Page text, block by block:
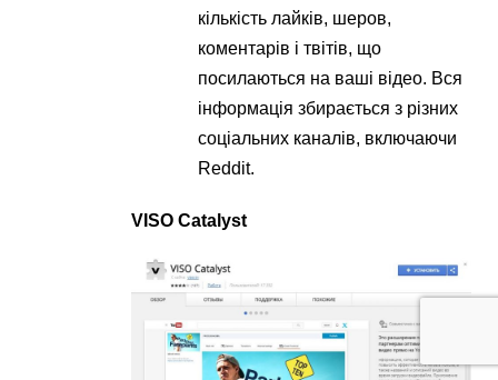
кількість лайків, шеров,
коментарів і твітів, що
посилаються на ваші відео. Вся
інформація збирається з різних
соціальних каналів, включаючи
Reddit.
VISO Catalyst